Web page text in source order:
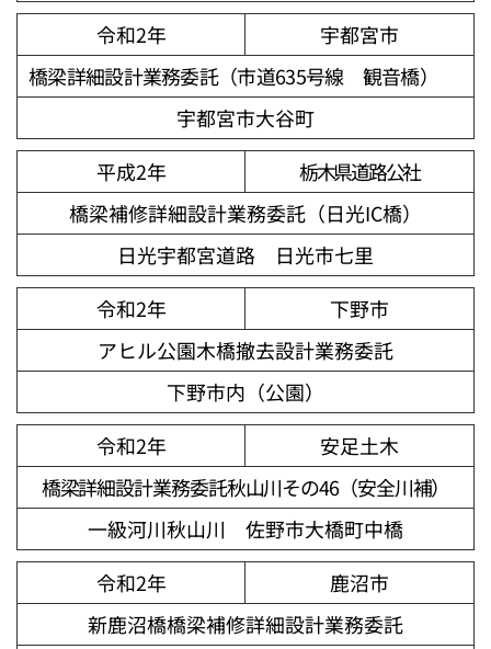
令和2年
宇都宮市
橋梁詳細設計業務委託（市道635号線 観音橋）
宇都宮市大谷町
平成2年
栃木県道路公社
橋梁補修詳細設計業務委託（日光IC橋）
日光宇都宮道路 日光市七里
令和2年
下野市
アヒル公園木橋撤去設計業務委託
下野市内（公園）
令和2年
安足土木
橋梁詳細設計業務委託秋山川その46（安全川補）
一級河川秋山川 佐野市大橋町中橋
令和2年
鹿沼市
新鹿沼橋橋梁補修詳細設計業務委託